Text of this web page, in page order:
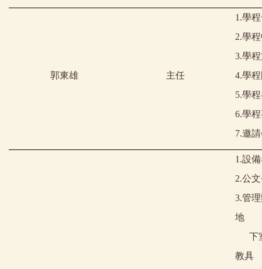
郭東雄 主任
1.學
2.學
3.學
4.學
5.學
6.學
7.邀
1.設
2.公
3.管
地
下
教具